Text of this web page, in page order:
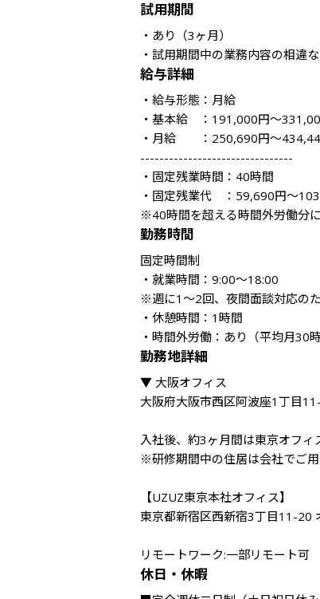
試用期間
・あり（3ヶ月）
・試用期間中の業務内容の相違
給与詳細
・給与形態：月給
・基本給　：191,000円～
・月給　　：250,690円～
--------------------------------
・固定残業時間：40時間
・固定残業代　：59,690円～
※40時間を超える時間外労働分
勤務時間
固定時間制
・就業時間：9:00～18:00
※週に1〜2回、夜間面談対応の
・休憩時間：1時間
・時間外労働：あり（平均月30時
勤務地詳細
▼ 大阪オフィス
大阪府大阪市西区阿波座1丁目
入社後、約3ヶ月間は東京オフィ
※研修期間中の住居は会社でご用
【UZUZ東京本社オフィス】
東京都新宿区西新宿3丁目11-20
リモートワーク:一部リモート可
休日・休暇